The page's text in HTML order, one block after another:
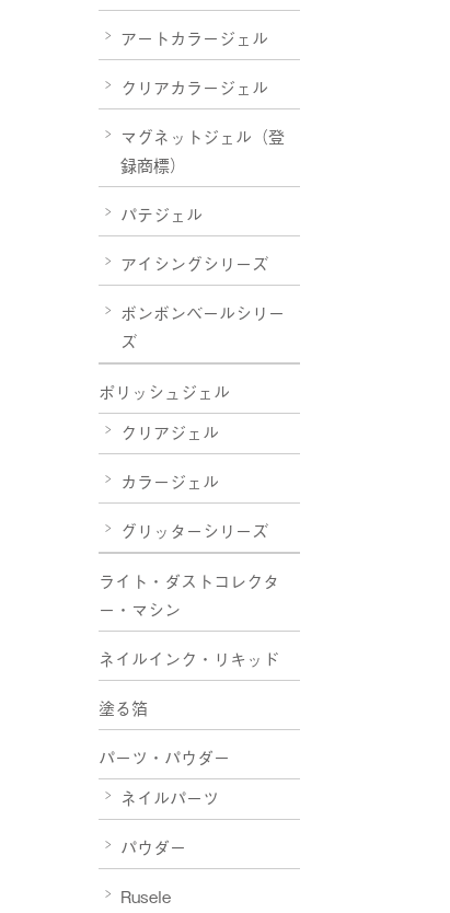
アートカラージェル
クリアカラージェル
マグネットジェル（登
録商標）
パテジェル
アイシングシリーズ
ボンボンベールシリー
ズ
ポリッシュジェル
クリアジェル
カラージェル
グリッターシリーズ
ライト・ダストコレクタ
ー・マシン
ネイルインク・リキッド
塗る箔
パーツ・パウダー
ネイルパーツ
パウダー
Rusele